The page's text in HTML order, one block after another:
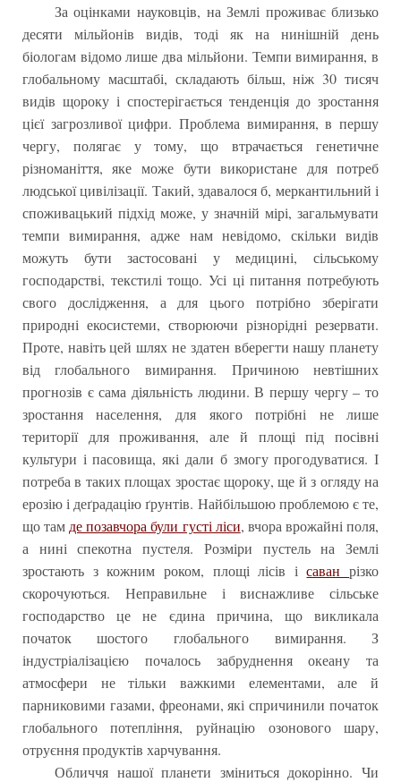
За оцінками науковців, на Землі проживає близько
десяти мільйонів видів, тоді як на нинішній день
біологам відомо лише два мільйони. Темпи вимирання, в
глобальному масштабі, складають більш, ніж 30 тисяч
видів щороку і спостерігається тенденція до зростання
цієї загрозливої цифри. Проблема вимирання, в першу
чергу, полягає у тому, що втрачається генетичне
різноманіття, яке може бути використане для потреб
людської цивілізації. Такий, здавалося б, меркантильний і
споживацький підхід може, у значній мірі, загальмувати
темпи вимирання, адже нам невідомо, скільки видів
можуть бути застосовані у медицині, сільському
господарстві, текстилі тощо. Усі ці питання потребують
свого дослідження, а для цього потрібно зберігати
природні екосистеми, створюючи різнорідні резервати.
Проте, навіть цей шлях не здатен вберегти нашу планету
від глобального вимирання. Причиною невтішних
прогнозів є сама діяльність людини. В першу чергу – то
зростання населення, для якого потрібні не лише
території для проживання, але й площі під посівні
культури і пасовища, які дали б змогу прогодуватися. І
потреба в таких площах зростає щороку, ще й з огляду на
ерозію і деґрадацію ґрунтів. Найбільшою проблемою є те,
що там де позавчора були густі ліси, вчора врожайні поля,
а нині спекотна пустеля. Розміри пустель на Землі
зростають з кожним роком, площі лісів ісаванрізко
скорочуються. Неправильне і виснажливе сільське
господарство це не єдина причина, що викликала
початок шостого глобального вимирання. З
індустріалізацією почалось забруднення океану та
атмосфери не тільки важкими елементами, але й
парниковими газами, фреонами, які спричинили початок
глобального потепління, руйнацію озонового шару,
отруєння продуктів харчування.
Обличчя нашої планети зміниться докорінно. Чи